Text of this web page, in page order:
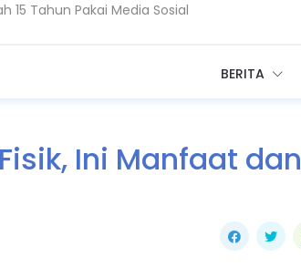
BERITA
Ini Manfaat dan